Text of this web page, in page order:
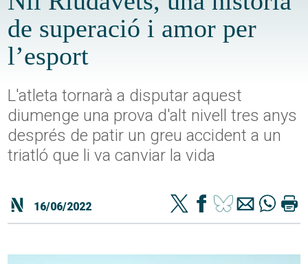
de superació i amor per
l’esport
L'atleta tornarà a disputar aquest
diumenge una prova d'alt nivell tres anys
després de patir un greu accident a un
triatló que li va canviar la vida
16/06/2022